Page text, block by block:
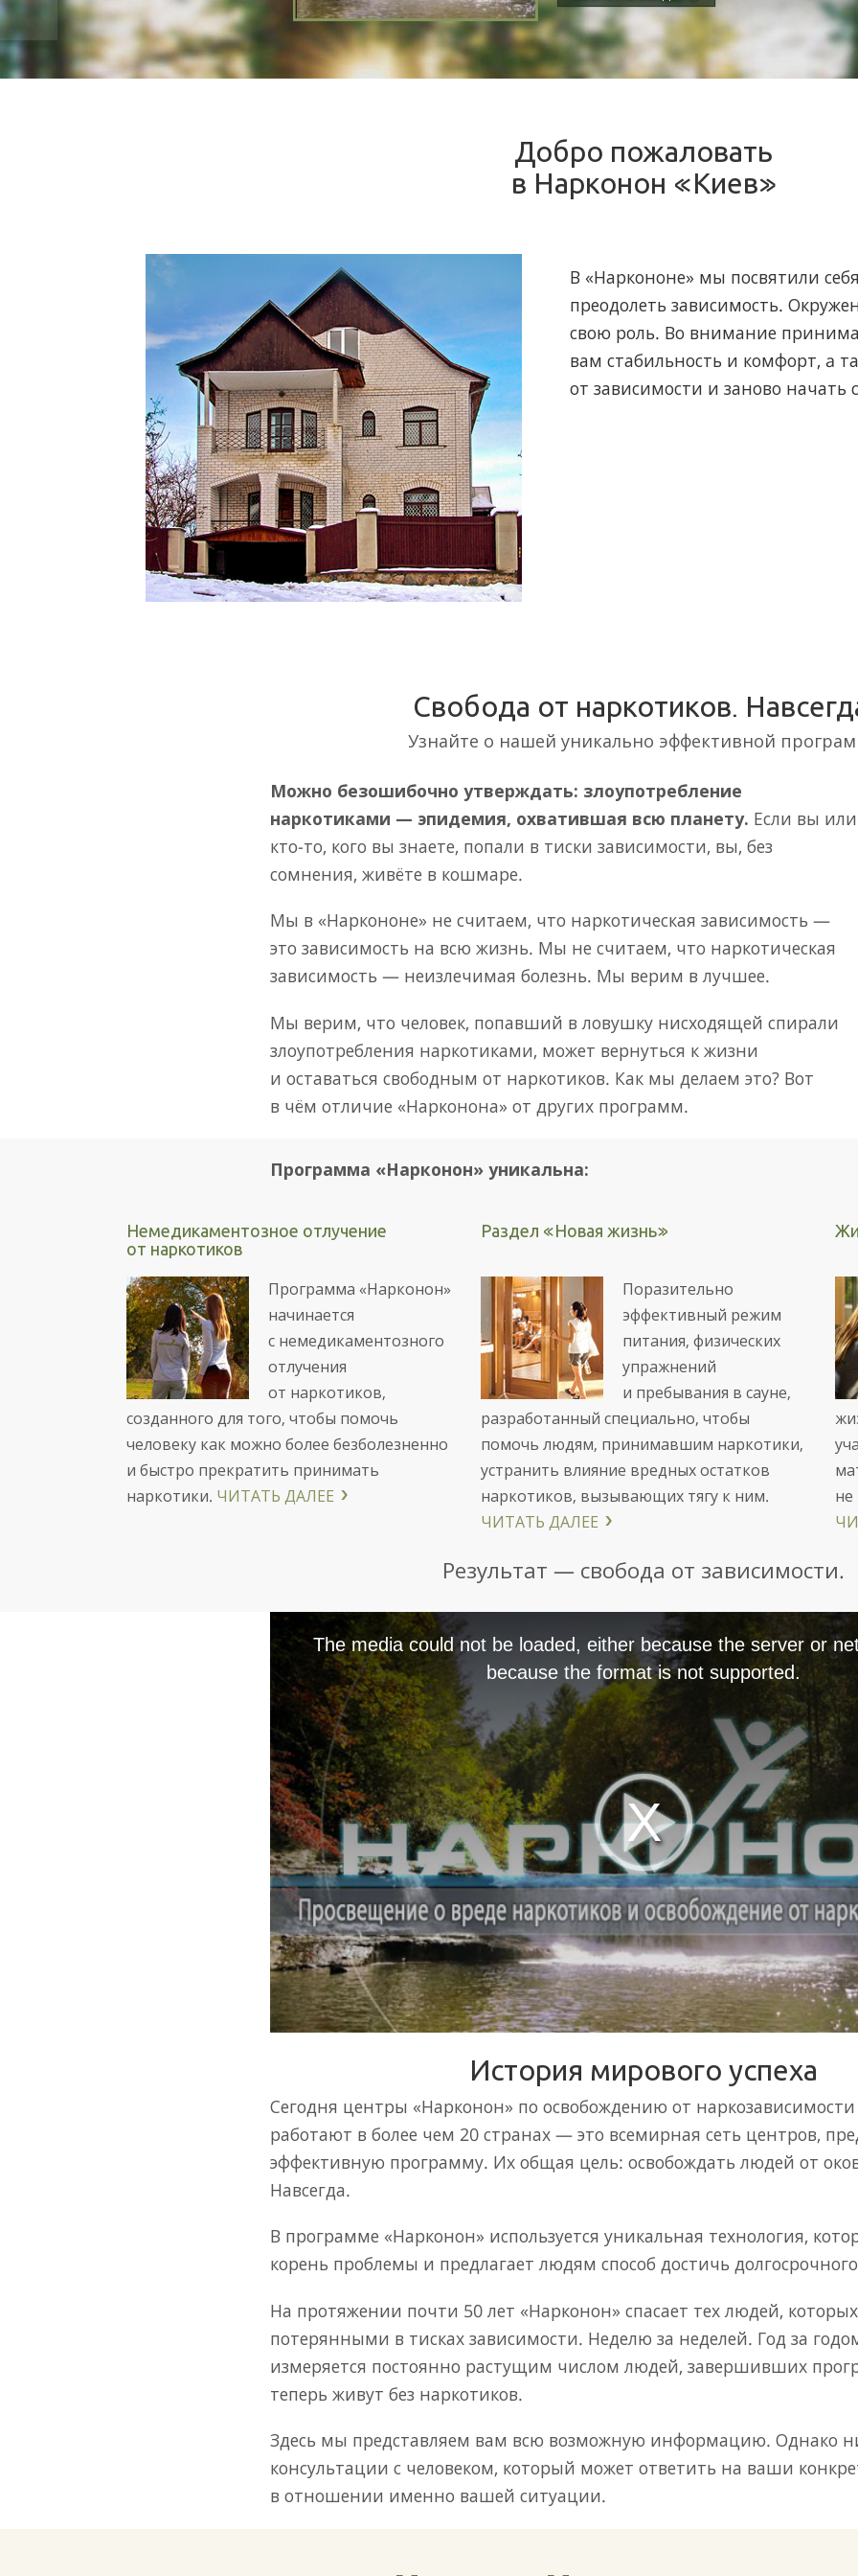
в сауне и питания.
от наркотиков. Навсегда.
Добро пожаловать
в Нарконон «Киев»
В «Наркононе» мы посвятили
преодолеть зависимость.
свою роль. Во внимание
вам стабильность и комфорт, a
от зависимости и заново начать
Свобода от наркотиков.
Узнайте о нашей уникально эффективной
Можно безошибочно утверждать: злоупотребление
наркотиками — эпидемия, охватившая всю планету. Если вы или
кто-то, кого вы знаете, попали в тиски зависимости, вы, без
сомнения, живёте в кошмаре.
Мы в «Наркононе» не считаем, что наркотическая зависимость —
это зависимость на всю жизнь. Мы не считаем, что наркотическая
зависимость — неизлечимая болезнь. Мы верим в лучшее.
Мы верим, что человек, попавший в ловушку нисходящей спирали
злоупотребления наркотиками, может вернуться к жизни
и оставаться свободным от наркотиков. Как мы делаем это? Вот
в чём отличие «Нарконона» от других программ.
Программа «Нарконон» уникальна:
Немедикаментозное отлучение
от наркотиков
Раздел «Новая жизнь»
Программа «Нарконон»
начинается
с немедикаментозного
отлучения
от наркотиков,
созданного для того, чтобы помочь
человеку как можно более безболезненно
и быстро прекратить принимать
наркотики. ЧИТАТЬ ДАЛЕЕ
Поразительно
эффективный режим
питания, физических
упражнений
и пребывания в сауне,
разработанный специально, чтобы
помочь людям, принимавшим наркотики,
устранить влияние вредных остатков
наркотиков, вызывающих тягу к ним.
ЧИТАТЬ ДАЛЕЕ
не
Результат — свобода от зависимости.
The media could not be loaded, either because the server or
because the format is not supported.
История мирового успеха
Сегодня центры «Нарконон» по освобождению от
работают в более чем 20 странах — это всемирная сеть центров,
эффективную программу. Их общая цель: освобождать людей от
Навсегда.
В программе «Нарконон» используется уникальная технология,
корень проблемы и предлагает людям способ достичь
На протяжении почти 50 лет «Нарконон» спасает тех людей,
потерянными в тисках зависимости. Неделю за неделей. Год за
измеряется постоянно растущим числом людей, завершивших
теперь живут без наркотиков.
Здесь мы представляем вам всю возможную информацию. Однако
консультации с человеком, который может ответить на ваши
в отношении именно вашей ситуации.